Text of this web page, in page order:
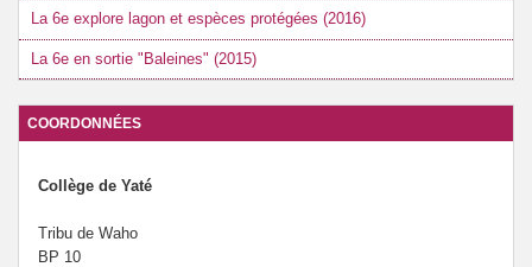
La 6e explore lagon et espèces protégées (2016)
La 6e en sortie "Baleines" (2015)
COORDONNÉES
Collège de Yaté
Tribu de Waho
BP 10